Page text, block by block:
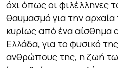
όχι όπως οι φιλέλληνες
θαυμασμό για την
κυρίως από ένα αίσθημα
Ελλάδα, για το φυσικό
ανθρώπους της, η ζωή